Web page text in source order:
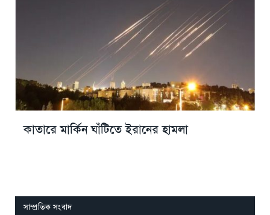
কাতারে মার্কিন ঘাঁটিতে ইরানের হামলা
সাম্প্রতিক সংবাদ